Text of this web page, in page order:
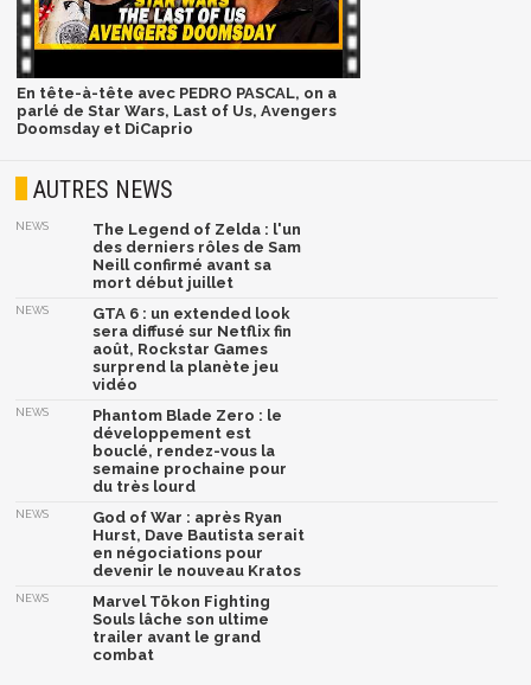
En tête-à-tête avec PEDRO PASCAL, on a
parlé de Star Wars, Last of Us, Avengers
Doomsday et DiCaprio
AUTRES NEWS
NEWS
The Legend of Zelda : l'un
des derniers rôles de Sam
Neill confirmé avant sa
mort début juillet
NEWS
GTA 6 : un extended look
sera diffusé sur Netflix fin
août, Rockstar Games
surprend la planète jeu
vidéo
NEWS
Phantom Blade Zero : le
développement est
bouclé, rendez-vous la
semaine prochaine pour
du très lourd
NEWS
God of War : après Ryan
Hurst, Dave Bautista serait
en négociations pour
devenir le nouveau Kratos
NEWS
Marvel Tōkon Fighting
Souls lâche son ultime
trailer avant le grand
combat